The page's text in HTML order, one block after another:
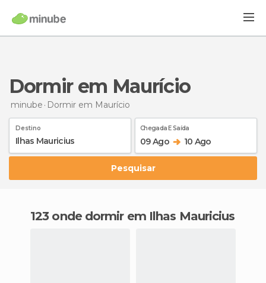
Dormir em Maurício
minube Dormir em Maurício
Destino Chegada E Saída
09 Ago 10 Ago
Pesquisar
123 onde dormir em Ilhas Mauricius